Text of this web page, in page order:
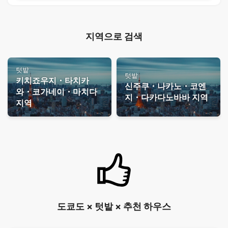
지역으로 검색
텃밭
키치죠우지・타치카
와・코가네이・마치다
지역
텃밭
신주쿠・나카노・코엔
지・다카다노바바 지역
도쿄도 × 텃밭 × 추천 하우스